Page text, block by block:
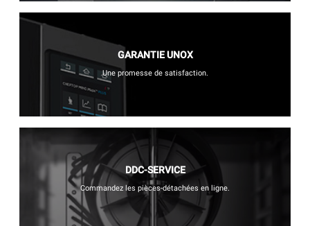
GARANTIE UNOX
Une promesse de satisfaction.
DDC-SERVICE
Commandez les pièces-détachées en ligne.